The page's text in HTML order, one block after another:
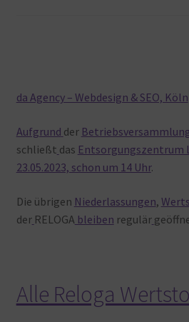
da Agency – Webdesign & SEO, Köln
Aufgrund der
schließt das Entsorgungszentrum
23.05.2023, schon um 14 Uhr.
Die übrigen Niederlassungen,
der RELOGA bleiben regulär
Alle Reloga